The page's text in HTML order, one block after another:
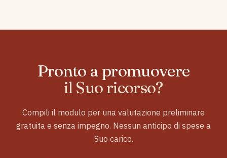
Pronto a promuovere
il Suo ricorso?
Compili il modulo per una valutazione preliminare
gratuita e senza impegno. Nessun anticipo di spese a
Suo carico.